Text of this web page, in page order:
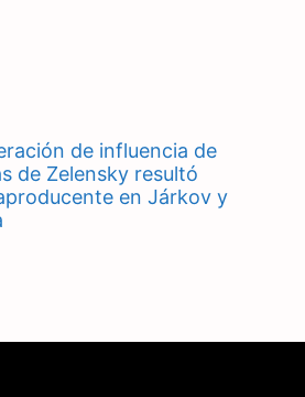
de influencia de
de Zelensky resultó
en Járkov y